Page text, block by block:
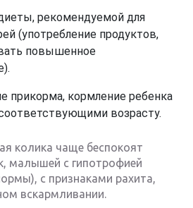
рекомендуемой для
(употребление продуктов,
повышенное
прикорма, кормление ребенка
возрасту.
колика чаще беспокоят
малышей с гипотрофией
с признаками рахита,
вскармливании.